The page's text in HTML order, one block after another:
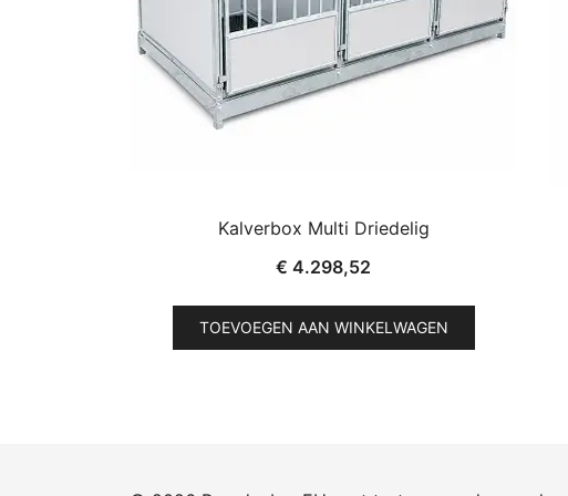
Kalverbox Multi Driedelig
€ 4.298,52
TOEVOEGEN AAN WINKELWAGEN